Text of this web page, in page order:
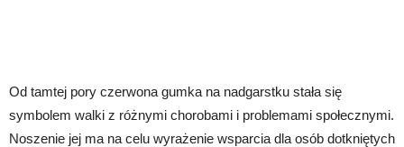
Od tamtej pory czerwona gumka na nadgarstku stała się
symbolem walki z różnymi chorobami i problemami społecznymi.
Noszenie jej ma na celu wyrażenie wsparcia dla osób dotkniętych